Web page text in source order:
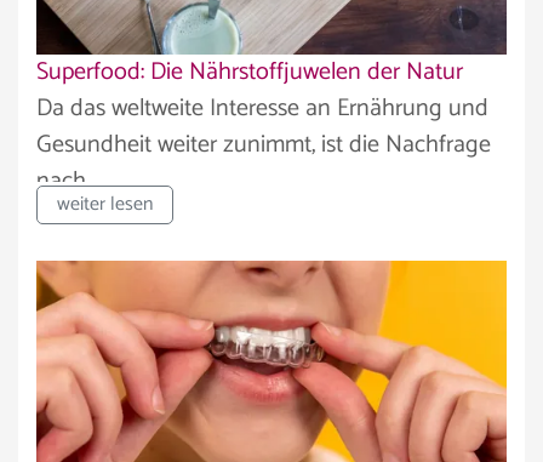
Superfood: Die Nährstoffjuwelen der Natur
Da das weltweite Interesse an Ernährung und
Gesundheit weiter zunimmt, ist die Nachfrage
nach...
weiter lesen